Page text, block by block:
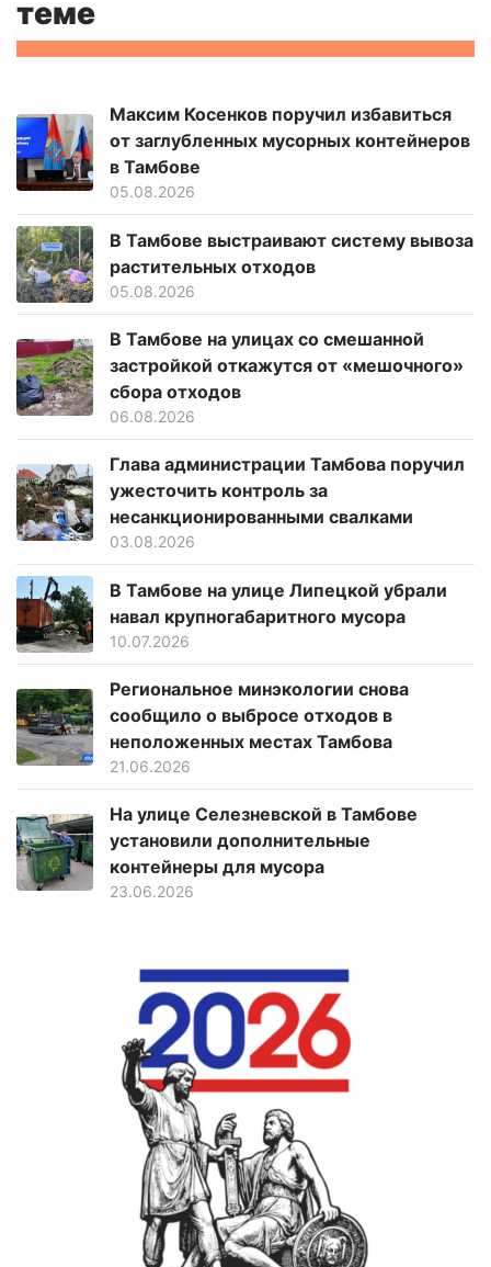
теме
Максим Косенков поручил избавиться
от заглубленных мусорных контейнеров
в Тамбове
05.08.2026
В Тамбове выстраивают систему вывоза
растительных отходов
05.08.2026
В Тамбове на улицах со смешанной
застройкой откажутся от «мешочного»
сбора отходов
06.08.2026
Глава администрации Тамбова поручил
ужесточить контроль за
несанкционированными свалками
03.08.2026
В Тамбове на улице Липецкой убрали
навал крупногабаритного мусора
10.07.2026
Региональное минэкологии снова
сообщило о выбросе отходов в
неположенных местах Тамбова
21.06.2026
На улице Селезневской в Тамбове
установили дополнительные
контейнеры для мусора
23.06.2026